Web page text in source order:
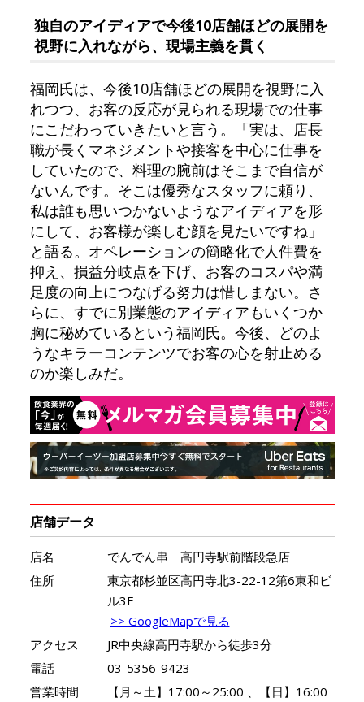
独自のアイディアで今後10店舗ほどの展開を
視野に入れながら、現場主義を貫く
福岡氏は、今後10店舗ほどの展開を視野に入
れつつ、お客の反応が見られる現場での仕事
にこだわっていきたいと言う。「実は、店長
職が長くマネジメントや接客を中心に仕事を
していたので、料理の腕前はそこまで自信が
ないんです。そこは優秀なスタッフに頼り、
私は誰も思いつかないようなアイディアを形
にして、お客様が楽しむ顔を見たいですね」
と語る。オペレーションの簡略化で人件費を
抑え、損益分岐点を下げ、お客のコスパや満
足度の向上につなげる努力は惜しまない。さ
らに、すでに別業態のアイディアもいくつか
胸に秘めているという福岡氏。今後、どのよ
うなキラーコンテンツでお客の心を射止める
のか楽しみだ。
店舗データ
店名
でんでん串 高円寺駅前階段急店
住所
東京都杉並区高円寺北3-22-12第6東和ビ
ル3F
>> GoogleMapで見る
アクセス
JR中央線高円寺駅から徒歩3分
電話
03-5356-9423
営業時間
【月～土】17:00～25:00 、【日】16:00